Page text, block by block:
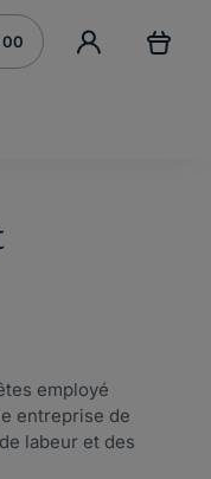
00
employé
entreprise de
labeur et des